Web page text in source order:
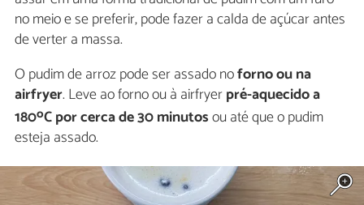
no meio e se preferir, pode fazer a calda de açúcar antes
de verter a massa.
O pudim de arroz pode ser assado noforno ou na
airfryer. Leve ao forno ou à airfryerpré-aquecido a
180oC por cerca de 30 minutosou até que o pudim
esteja assado.